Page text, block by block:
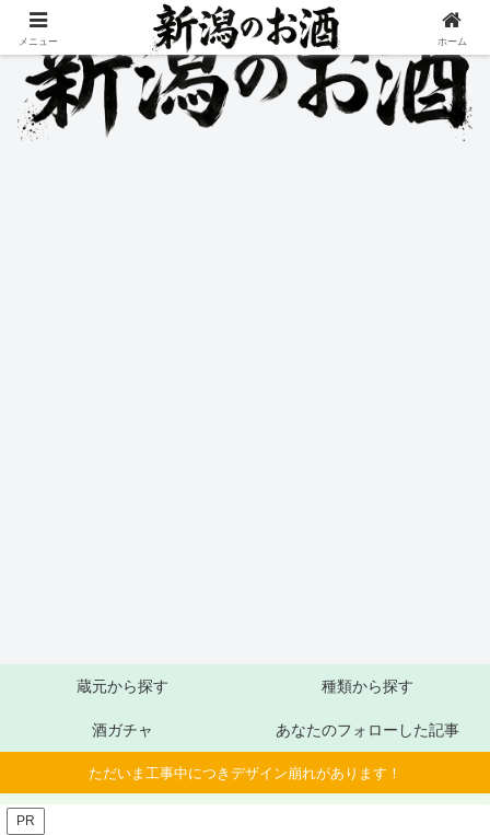
蔵元から探す 種類から探す
酒ガチャ あなたのフォローした記事
ただいま工事中につきデザイン崩れがあります！
PR
メニュー ホーム